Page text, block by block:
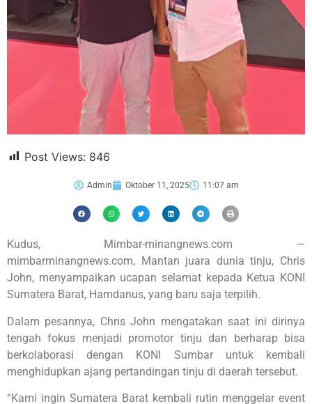
Post Views: 846
Admin Oktober 11, 2025 11:07 am
Kudus, Mimbar-minangnews.com —
mimbarminangnews.com, Mantan juara dunia tinju, Chris
John, menyampaikan ucapan selamat kepada Ketua KONI
Sumatera Barat, Hamdanus, yang baru saja terpilih.
Dalam pesannya, Chris John mengatakan saat ini dirinya
tengah fokus menjadi promotor tinju dan berharap bisa
berkolaborasi dengan KONI Sumbar untuk kembali
menghidupkan ajang pertandingan tinju di daerah tersebut.
“Kami ingin Sumatera Barat kembali rutin menggelar event